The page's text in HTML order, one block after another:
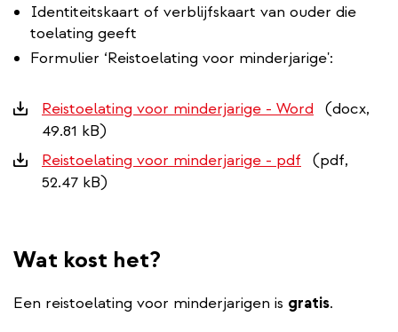
Identiteitskaart of verblijfskaart van ouder die
toelating geeft
Formulier ‘Reistoelating voor minderjarige':
Downloads
Reistoelating voor minderjarige - Word
(docx,
49.81 kB)
Reistoelating voor minderjarige - pdf
(pdf,
52.47 kB)
Wat kost het?
Een reistoelating voor minderjarigen is gratis.